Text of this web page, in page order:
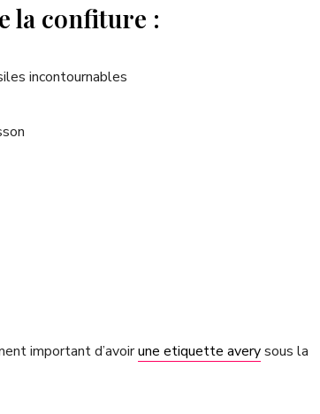
la confiture :
incontournables
important d’avoirune etiquette averysous la